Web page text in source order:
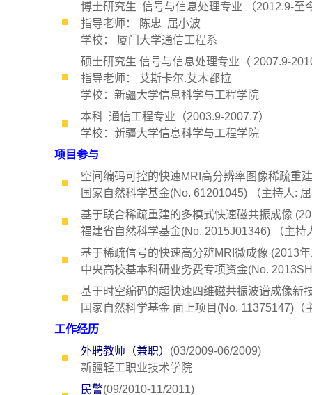
博士研究生 信号与信息处理专业 （2012.9-至
指导老师： 陈忠 屈小波
学校： 厦门大学通信工程系
硕士研究生 信号与信息处理专业（ 2007.9-
指导老师： 艾斯卡尔.艾木都拉
学校：新疆大学信息科学与工程学院
本科 通信工程专业（2003.9-2007.7）
学校：新疆大学信息科学与工程学院
项目参与
空间编码可控的快速MRI高分辨率图像稀疏重
国家自然科学基金(No. 61201045) （主持人:
基于联合稀疏重建的多模式快速磁共振成像
福建省自然科学基金(No. 2015J01346) （主持
基于稀疏信号的快速高分辨MRI微成像
中央高校基本科研业务费专项资金(No.
基于时空编码的超快速四维磁共振波谱成像新
国家自然科学基金 面上项目(No. 11375147)（
工作经历
外聘教师（兼职） (03/2009-06/2009)
新疆轻工职业技术学院
民警(09/2010-11/2011)